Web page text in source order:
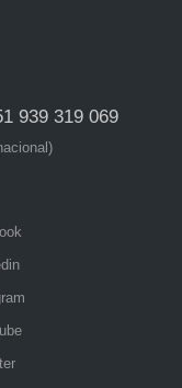
939 319 069